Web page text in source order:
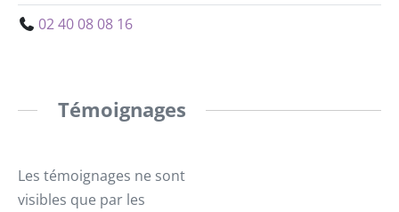
02 40 08 08 16
Témoignages
Les témoignages ne sont
visibles que par les